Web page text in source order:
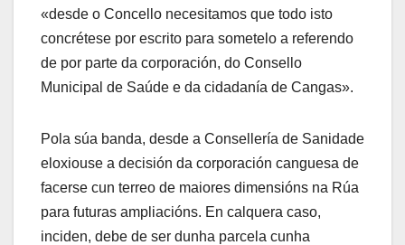
«desde o Concello necesitamos que todo isto
concrétese por escrito para sometelo a referendo
de por parte da corporación, do Consello
Municipal de Saúde e da cidadanía de Cangas».
Pola súa banda, desde a Consellería de Sanidade
eloxiouse a decisión da corporación canguesa de
facerse cun terreo de maiores dimensións na Rúa
para futuras ampliacións. En calquera caso,
inciden, debe de ser dunha parcela cunha